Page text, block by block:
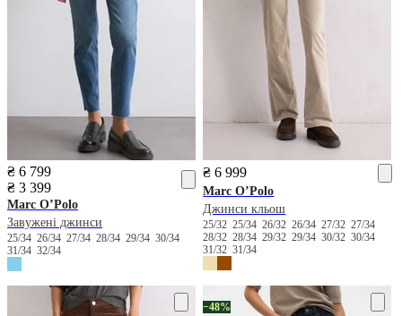
₴ 6 799
₴ 3 399
Marc O’Polo
Завужені джинси
25/34 26/34 27/34 28/34 29/34 30/34
31/34 32/34
₴ 6 999
Marc O’Polo
Джинси кльош
25/3225/3426/3226/3427/3227/34
28/3228/3429/3229/3430/3230/34
31/3231/34
−48%